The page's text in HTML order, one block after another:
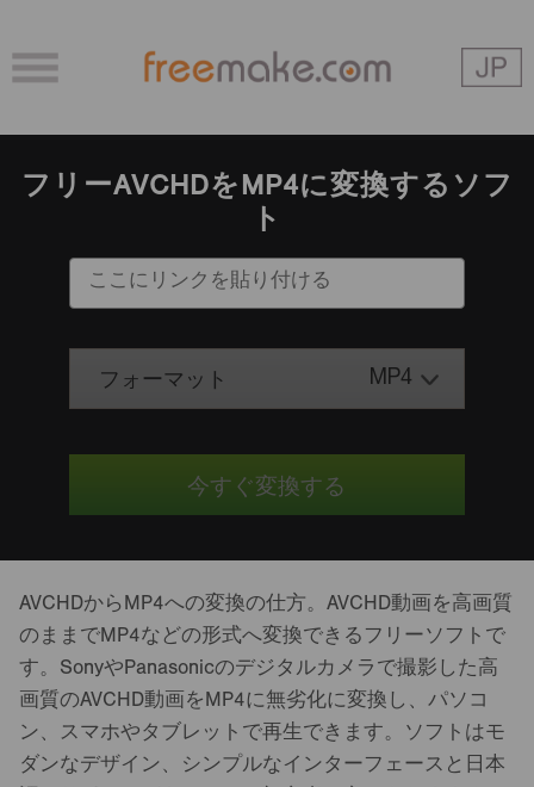
フリーAVCHDをMP4に変換するソフ
ト
フォーマット MP4
今すぐ変換する
AVCHDからMP4への変換の仕方。AVCHD動画を高画質
のままでMP4などの形式へ変換できるフリーソフトで
す。SonyやPanasonicのデジタルカメラで撮影した高
画質のAVCHD動画をMP4に無劣化に変換し、パソコ
ン、スマホやタブレットで再生できます。ソフトはモ
ダンなデザイン、シンプルなインターフェースと日本